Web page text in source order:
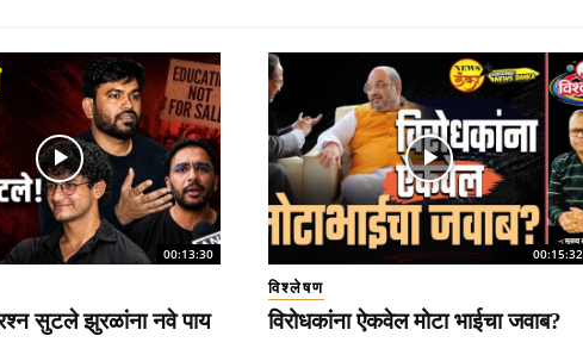
00:13:30
सुटले झुरळांना नवे पाय
00:15:32
विश्लेषण
विरोधकांना ऐकवेल मोटा भाईचा जवाब?